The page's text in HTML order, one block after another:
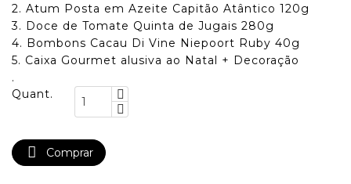
2. Atum Posta em Azeite Capitão Atântico 120g
3. Doce de Tomate Quinta de Jugais 280g
4. Bombons Cacau Di Vine Niepoort Ruby 40g
5. Caixa Gourmet alusiva ao Natal + Decoração
.
Quant.
 Comprar